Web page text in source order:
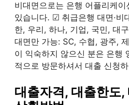
비대면으로는 은행 어플리케
있습니다. ☑ 취급은행 대면·비
한, 우리, 하나, 기업, 국민, 대
대면만 가능: SC, 수협, 광주,
이 익숙하지 않으신 분은 은행
적으로 방문하셔서 대출 신청
대출자격, 대출한도,